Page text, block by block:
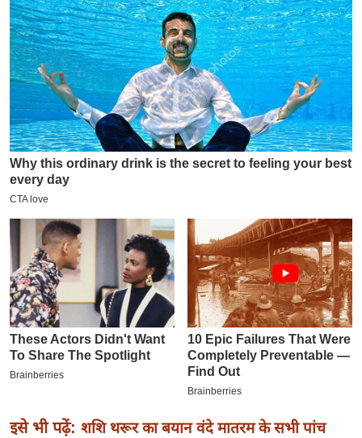
0
2
6
क्रा
इ
म
ई
-
पे
प
मि
सा
ल
बे
मि
इसे भी पढ़ें: शशि थरूर का बयान वंदे मातरम के सभी पांच